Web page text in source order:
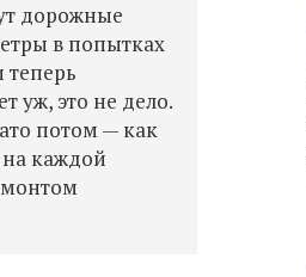
дорожные
в попытках
теперь
уж, это не дело.
потом — как
каждой